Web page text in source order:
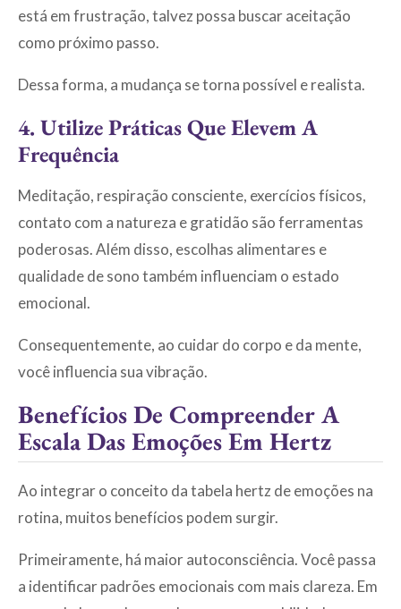
está em frustração, talvez possa buscar aceitação
como próximo passo.
Dessa forma, a mudança se torna possível e realista.
4. Utilize Práticas Que Elevem A
Frequência
Meditação, respiração consciente, exercícios físicos,
contato com a natureza e gratidão são ferramentas
poderosas. Além disso, escolhas alimentares e
qualidade de sono também influenciam o estado
emocional.
Consequentemente, ao cuidar do corpo e da mente,
você influencia sua vibração.
Benefícios De Compreender A
Escala Das Emoções Em Hertz
Ao integrar o conceito da tabela hertz de emoções na
rotina, muitos benefícios podem surgir.
Primeiramente, há maior autoconsciência. Você passa
a identificar padrões emocionais com mais clareza. Em